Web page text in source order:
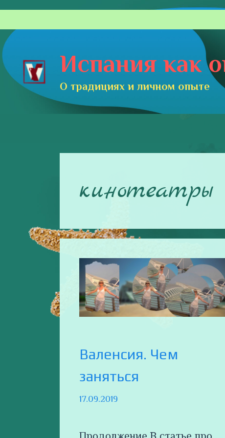
Перейти
содержимому
Испания как
О традициях и личном опыте
кинотеатры
Валенсия. Чем
заняться
17.09.2019